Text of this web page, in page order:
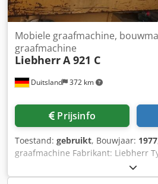
Duitsland 372 km
Mobiele graafmachine,
graafmachine
LiebherrA 921 C
Prijsinfo
Toestand: gebruikt, Bouwjaar: 1977
graafmachine Fabrikant: Liebherr
1977 Gewicht / operationeel
Transportlengte: ca. 8,50 – 9,00 m